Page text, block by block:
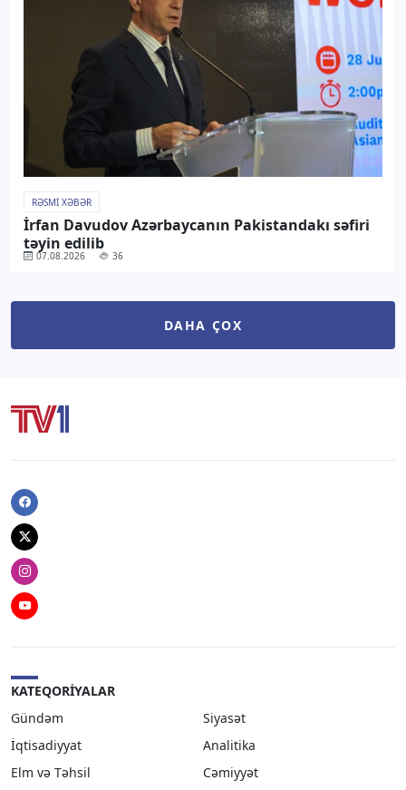
RƏSMI XƏBƏR
İrfan Davudov Azərbaycanın Pakistandakı səfiri
təyin edilib
07.08.2026 36
DAHA ÇOX
Facebook
Twitter
Instagram
Youtube
KATEQORIYALAR
Gündəm
Siyasət
İqtisadiyyat
Analitika
Elm və Təhsil
Cəmiyyət